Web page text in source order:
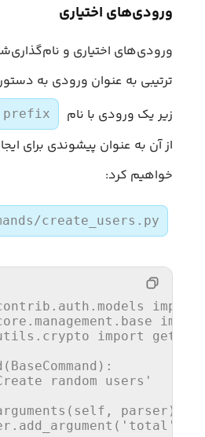
ورودی‌های اختیاری
ورودی‌های اختیاری و
ترتیبی به عنوان ورودی به
زیر یک ورودی با نام
prefix
از آن به عنوان پیشوندی برای
خواهیم کرد:
create_users.py
import
import
( BaseCommand ):
random users'
( self, parser ):
'total'